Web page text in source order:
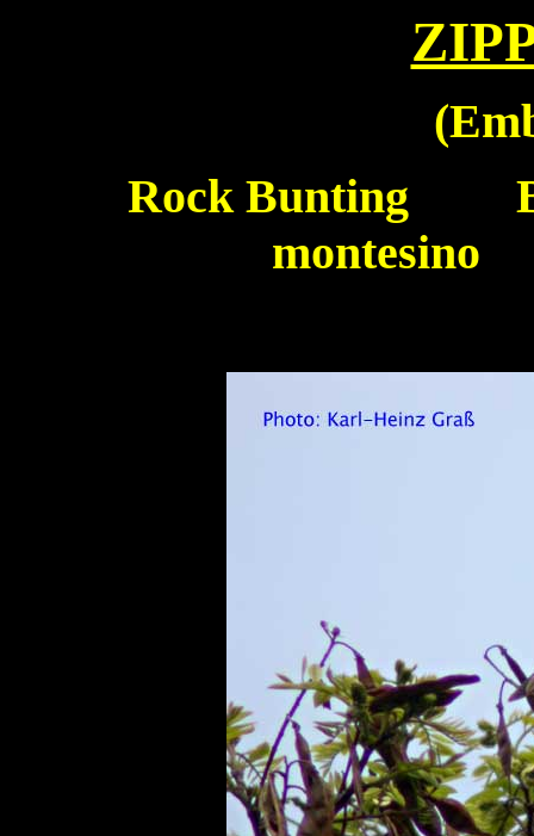
(
Rock Bunting